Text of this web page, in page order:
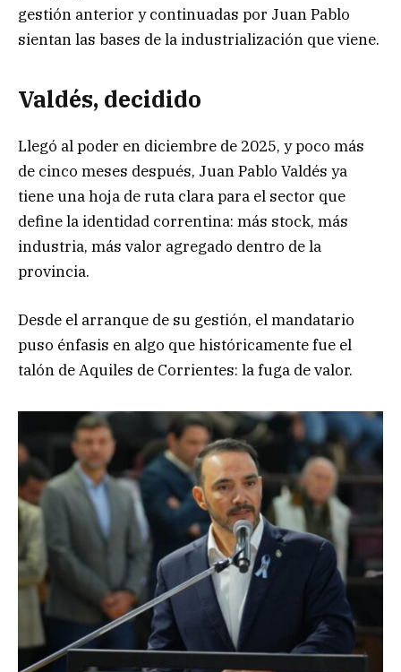
gestión anterior y continuadas por Juan Pablo
sientan las bases de la industrialización que viene.
Valdés, decidido
Llegó al poder en diciembre de 2025, y poco más
de cinco meses después, Juan Pablo Valdés ya
tiene una hoja de ruta clara para el sector que
define la identidad correntina: más stock, más
industria, más valor agregado dentro de la
provincia.
Desde el arranque de su gestión, el mandatario
puso énfasis en algo que históricamente fue el
talón de Aquiles de Corrientes: la fuga de valor.